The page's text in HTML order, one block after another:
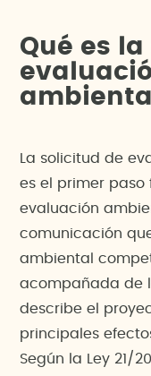
Qué es
ambiental
La solicitud de
es el primer
evaluación
comunicación
ambiental
acompañada de
describe el
principales
Según la Ley 21/